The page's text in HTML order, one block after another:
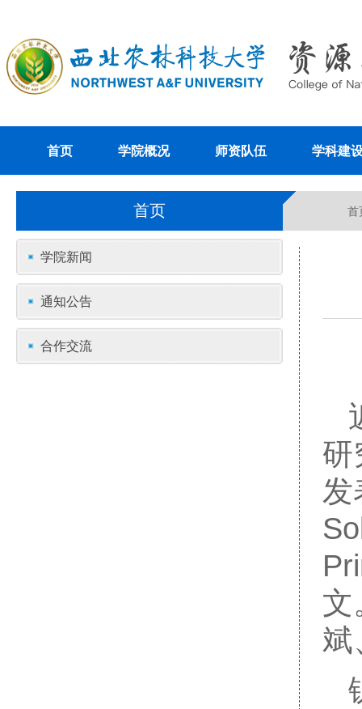
首页 学院概况 师资队伍 学科建
首页 首
学院新闻
通知公告
合作交流
研
发
文
斌